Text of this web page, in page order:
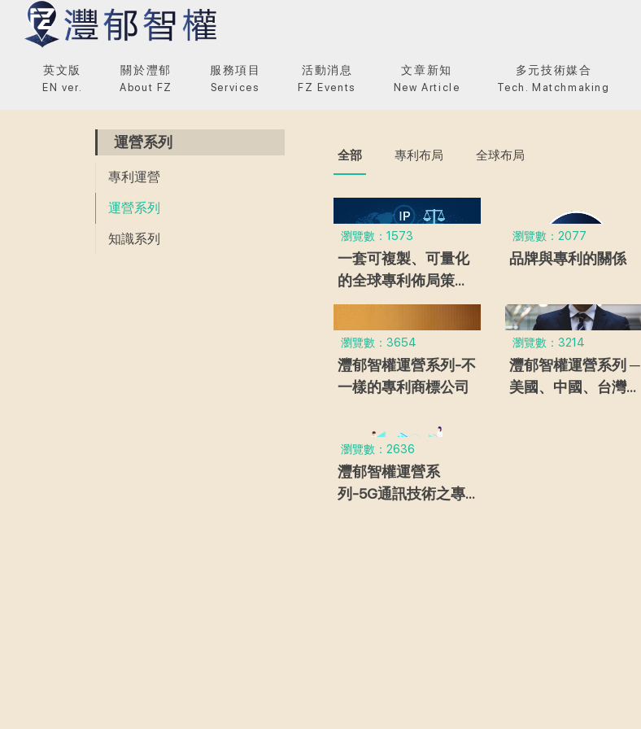
英文版
EN ver.
關於灃郁
About FZ
服務項目
Services
活動消息
FZ Events
文章新知
New Article
多元技術媒合
Tech. Matchmaking
運營系列
專利運營
運營系列
知識系列
全部 專利布局 全球布局
瀏覽數：1573
一套可複製、可量化
的全球專利佈局策略-
灃郁分享國際期刊研
瀏覽數：2077
品牌與專利的關係
瀏覽數：3654
灃郁智權運營系列-不
一樣的專利商標公司
瀏覽數：3214
灃郁智權運營系列 ─
美國、中國、台灣審
瀏覽數：2636
灃郁智權運營系
列-5G通訊技術之專